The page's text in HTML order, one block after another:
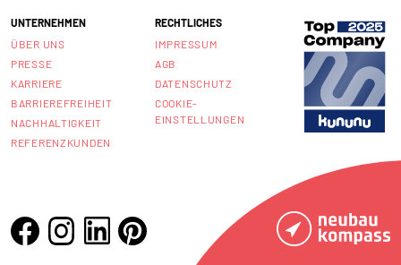
UNTERNEHMEN
ÜBER UNS
PRESSE
KARRIERE
BARRIEREFREIHEIT
NACHHALTIGKEIT
REFERENZKUNDEN
RECHTLICHES
IMPRESSUM
AGB
DATENSCHUTZ
COOKIE-
EINSTELLUNGEN